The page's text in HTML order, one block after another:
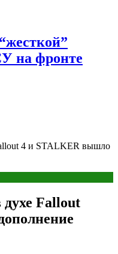
на фронте
4 и STALKER вышло
Fallout